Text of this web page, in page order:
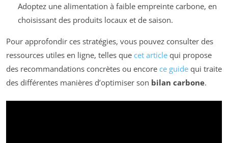
Adoptez une alimentation à faible empreinte carbone, en
choisissant des produits locaux et de saison.
Pour approfondir ces stratégies, vous pouvez consulter des
ressources utiles en ligne, telles que cet article qui propose
des recommandations concrètes ou encore ce guide qui traite
des différentes manières d’optimiser son bilan carbone.